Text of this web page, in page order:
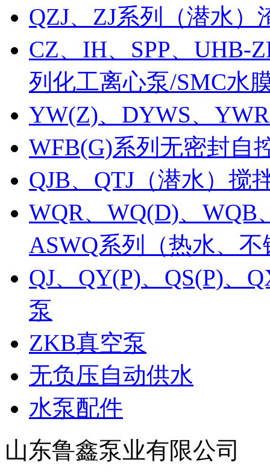
QZJ、ZJ系列（潜水）
CZ、IH、SPP、UHB-
列化工离心泵/SMC水
YW(Z)、DYWS、
WFB(G)系列无密封自
QJB、QTJ（潜水）搅
WQR、WQ(D)、WQB
ASWQ系列（热水、
QJ、QY(P)、QS(P)、
泵
ZKB真空泵
无负压自动供水
水泵配件
山东鲁鑫泵业有限公司